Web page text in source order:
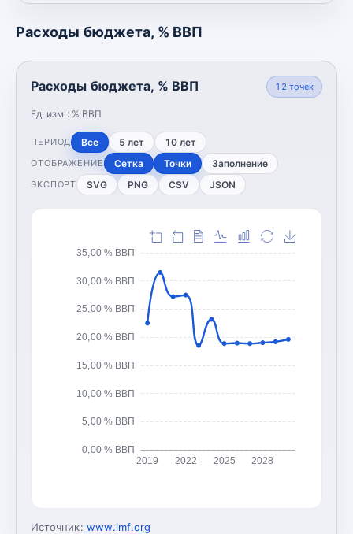
Расходы бюджета, % ВВП
Расходы бюджета, % ВВП
Ед. изм.: % ВВП
12 точек
ПЕРИОД Все 5 лет 10 лет
ОТОБРАЖЕНИЕ Сетка Точки Заполнение
ЭКСПОРТ SVG PNG CSV JSON
0,00 % ВВП
5,00 % ВВП
10,00 % ВВП
15,00 % ВВП
20,00 % ВВП
25,00 % ВВП
30,00 % ВВП
35,00 % ВВП
2019 2022 2025 2028
Источник: www.imf.org